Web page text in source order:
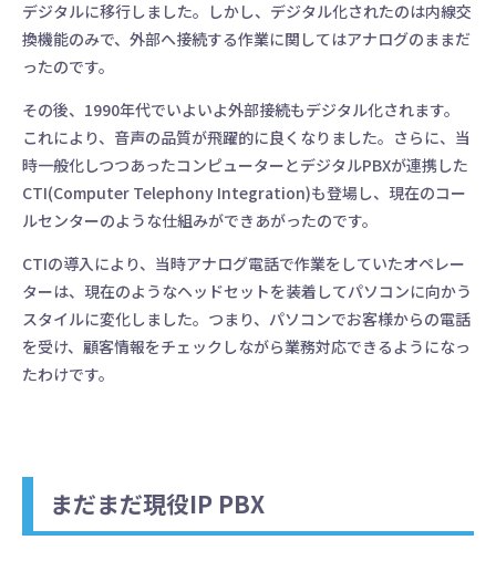
デジタルに移行しました。しかし、デジタル化されたのは内線交
換機能のみで、外部へ接続する作業に関してはアナログのままだ
ったのです。
その後、1990年代でいよいよ外部接続もデジタル化されます。
これにより、音声の品質が飛躍的に良くなりました。さらに、当
時一般化しつつあったコンピューターとデジタルPBXが連携した
CTI(Computer Telephony Integration)も登場し、現在のコー
ルセンターのような仕組みができあがったのです。
CTIの導入により、当時アナログ電話で作業をしていたオペレー
ターは、現在のようなヘッドセットを装着してパソコンに向かう
スタイルに変化しました。つまり、パソコンでお客様からの電話
を受け、顧客情報をチェックしながら業務対応できるようになっ
たわけです。
まだまだ現役IP PBX